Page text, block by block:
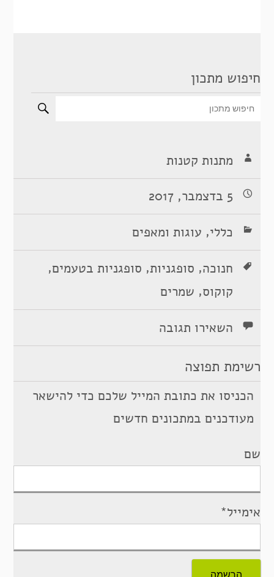
חיפוש מתכון
מתנות קטנות
5 בדצמבר, 2017
כללי, עוגות ומאפים
חנוכה, סופגניות, סופגניות בטעמים,
קוקוס, שמרים
השאירו תגובה
רשימת תפוצה
הכניסו את כתובת המייל שלכם כדי להישאר
מעודכנים במתכונים חדשים
שם
אימייל*